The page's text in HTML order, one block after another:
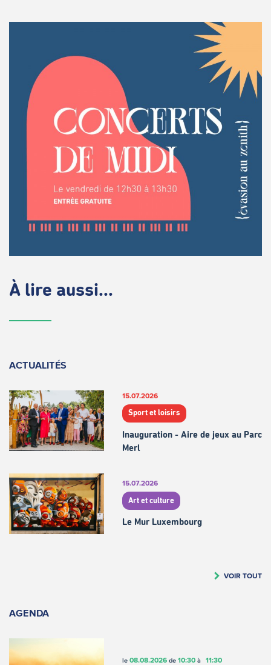
À lire aussi...
ACTUALITÉS
15.07.2026
Sport et loisirs
Inauguration - Aire de jeux au Parc
Merl
15.07.2026
Art et culture
Le Mur Luxembourg
VOIR TOUT
AGENDA
le 08.08.2026de 10:30à 11:30